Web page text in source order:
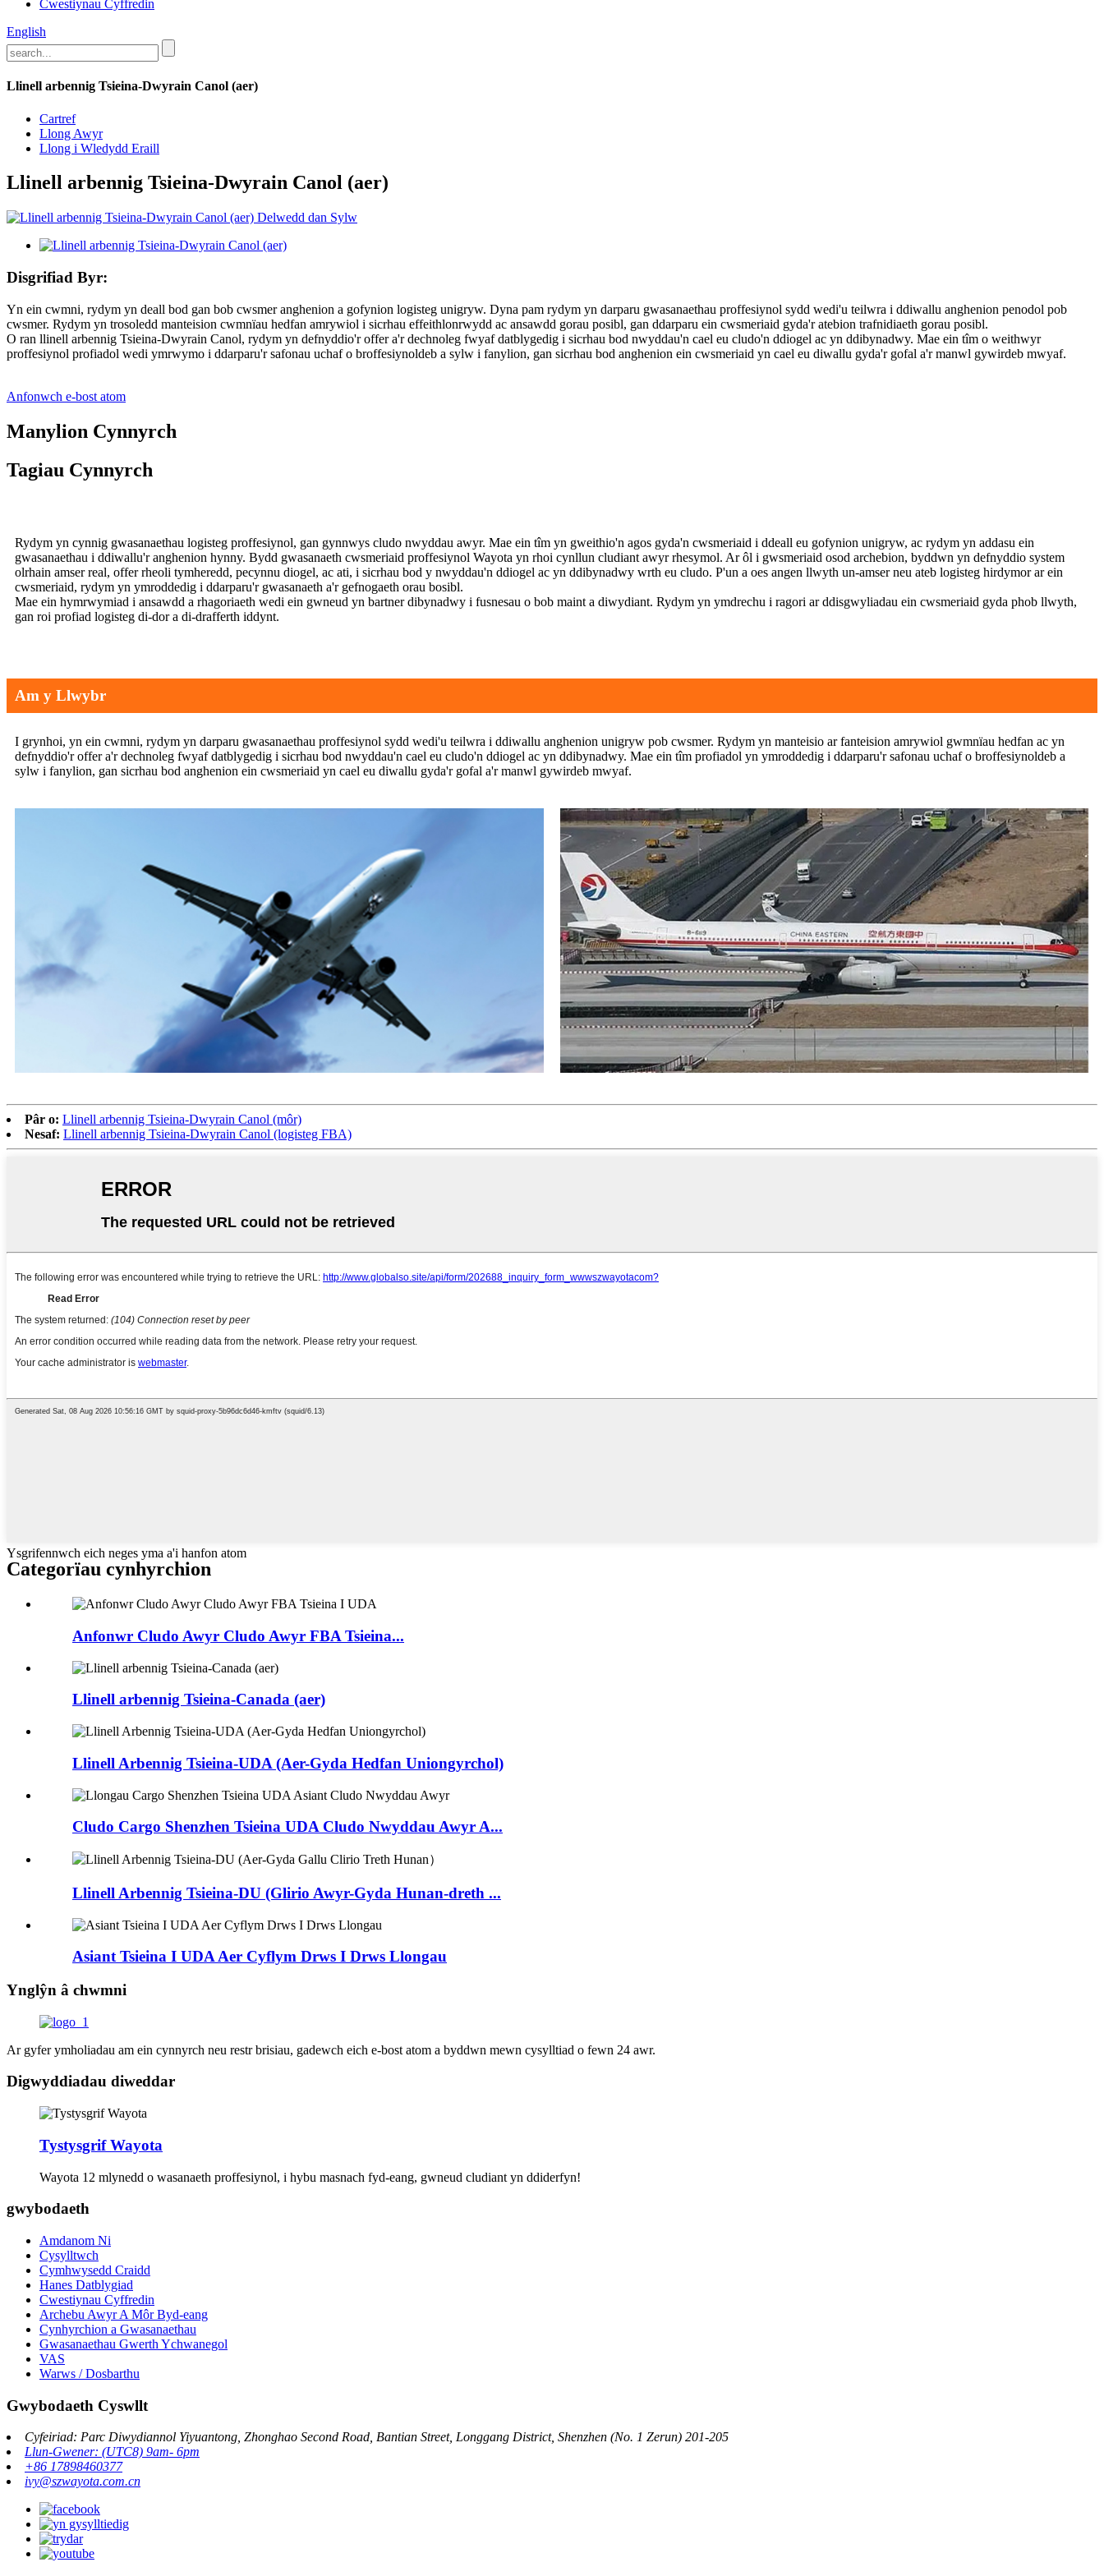
Cwestiynau Cyffredin
English
Llinell arbennig Tsieina-Dwyrain Canol (aer)
Cartref
Llong Awyr
Llong i Wledydd Eraill
Llinell arbennig Tsieina-Dwyrain Canol (aer)
Disgrifiad Byr:
Yn ein cwmni, rydym yn deall bod gan bob cwsmer anghenion a gofynion logisteg unigryw. Dyna pam rydym yn darparu gwasanaethau proffesiynol sydd wedi'u teilwra i ddiwallu anghenion penodol pob
cwsmer. Rydym yn trosoledd manteision cwmnïau hedfan amrywiol i sicrhau effeithlonrwydd ac ansawdd gorau posibl, gan ddarparu ein cwsmeriaid gyda'r atebion trafnidiaeth gorau posibl.
O ran llinell arbennig Tsieina-Dwyrain Canol, rydym yn defnyddio'r offer a'r dechnoleg fwyaf datblygedig i sicrhau bod nwyddau'n cael eu cludo'n ddiogel ac yn ddibynadwy. Mae ein tîm o weithwyr
proffesiynol profiadol wedi ymrwymo i ddarparu'r safonau uchaf o broffesiynoldeb a sylw i fanylion, gan sicrhau bod anghenion ein cwsmeriaid yn cael eu diwallu gyda'r gofal a'r manwl gywirdeb mwyaf.
Anfonwch e-bost atom
Manylion Cynnyrch
Tagiau Cynnyrch
Rydym yn cynnig gwasanaethau logisteg proffesiynol, gan gynnwys cludo nwyddau awyr. Mae ein tîm yn gweithio'n agos gyda'n cwsmeriaid i ddeall eu gofynion unigryw, ac rydym yn addasu ein
gwasanaethau i ddiwallu'r anghenion hynny. Bydd gwasanaeth cwsmeriaid proffesiynol Wayota yn rhoi cynllun cludiant awyr rhesymol. Ar ôl i gwsmeriaid osod archebion, byddwn yn defnyddio system
olrhain amser real, offer rheoli tymheredd, pecynnu diogel, ac ati, i sicrhau bod y nwyddau'n ddiogel ac yn ddibynadwy wrth eu cludo. P'un a oes angen llwyth un-amser neu ateb logisteg hirdymor ar ein
cwsmeriaid, rydym yn ymroddedig i ddarparu'r gwasanaeth a'r gefnogaeth orau bosibl.
Mae ein hymrwymiad i ansawdd a rhagoriaeth wedi ein gwneud yn bartner dibynadwy i fusnesau o bob maint a diwydiant. Rydym yn ymdrechu i ragori ar ddisgwyliadau ein cwsmeriaid gyda phob llwyth,
gan roi profiad logisteg di-dor a di-drafferth iddynt.
Am y Llwybr
I grynhoi, yn ein cwmni, rydym yn darparu gwasanaethau proffesiynol sydd wedi'u teilwra i ddiwallu anghenion unigryw pob cwsmer. Rydym yn manteisio ar fanteision amrywiol gwmnïau hedfan ac yn
defnyddio'r offer a'r dechnoleg fwyaf datblygedig i sicrhau bod nwyddau'n cael eu cludo'n ddiogel ac yn ddibynadwy. Mae ein tîm profiadol yn ymroddedig i ddarparu'r safonau uchaf o broffesiynoldeb a
sylw i fanylion, gan sicrhau bod anghenion ein cwsmeriaid yn cael eu diwallu gyda'r gofal a'r manwl gywirdeb mwyaf.
Pâr o: Llinell arbennig Tsieina-Dwyrain Canol (môr)
Nesaf: Llinell arbennig Tsieina-Dwyrain Canol (logisteg FBA)
Ysgrifennwch eich neges yma a'i hanfon atom
Categorïau cynhyrchion
Anfonwr Cludo Awyr Cludo Awyr FBA Tsieina...
Llinell arbennig Tsieina-Canada (aer)
Llinell Arbennig Tsieina-UDA (Aer-Gyda Hedfan Uniongyrchol)
Cludo Cargo Shenzhen Tsieina UDA Cludo Nwyddau Awyr A...
Llinell Arbennig Tsieina-DU (Glirio Awyr-Gyda Hunan-dreth ...
Asiant Tsieina I UDA Aer Cyflym Drws I Drws Llongau
Ynglŷn â chwmni
Ar gyfer ymholiadau am ein cynnyrch neu restr brisiau, gadewch eich e-bost atom a byddwn mewn cysylltiad o fewn 24 awr.
Digwyddiadau diweddar
Tystysgrif Wayota
Wayota 12 mlynedd o wasanaeth proffesiynol, i hybu masnach fyd-eang, gwneud cludiant yn ddiderfyn!
gwybodaeth
Amdanom Ni
Cysylltwch
Cymhwysedd Craidd
Hanes Datblygiad
Cwestiynau Cyffredin
Archebu Awyr A Môr Byd-eang
Cynhyrchion a Gwasanaethau
Gwasanaethau Gwerth Ychwanegol
VAS
Warws / Dosbarthu
Gwybodaeth Cyswllt
Cyfeiriad: Parc Diwydiannol Yiyuantong, Zhonghao Second Road, Bantian Street, Longgang District, Shenzhen (No. 1 Zerun) 201-205
Llun-Gwener: (UTC8) 9am- 6pm
+86 17898460377
ivy@szwayota.com.cn